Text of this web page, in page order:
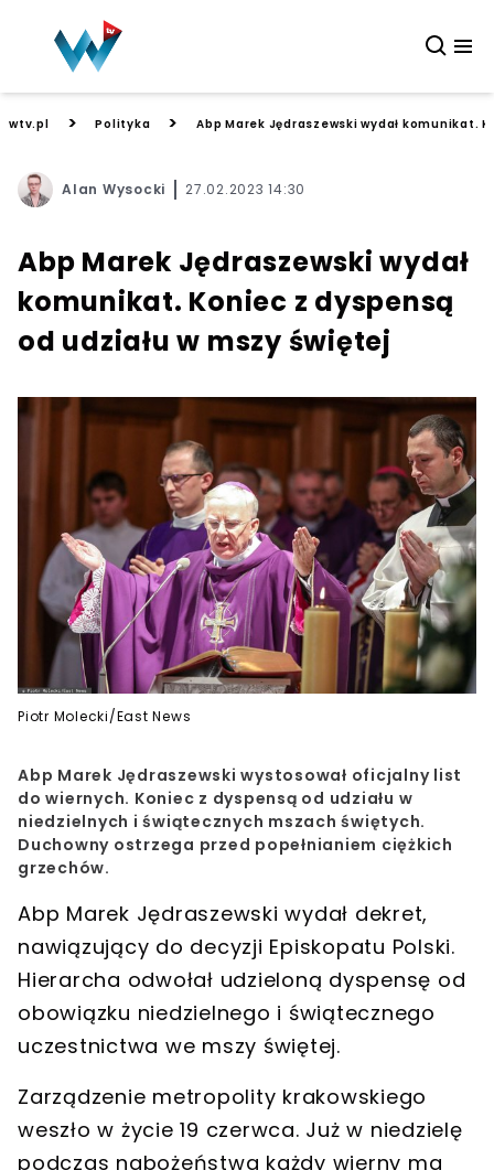
wtv.pl > Polityka > Abp Marek Jędraszewski wydał komunikat.
Alan Wysocki 27.02.2023 14:30
Abp Marek Jędraszewski wydał
komunikat. Koniec z dyspensą
od udziału w mszy świętej
Piotr Molecki/East News
Abp Marek Jędraszewski wystosował oficjalny list
do wiernych. Koniec z dyspensą od udziału w
niedzielnych i świątecznych mszach świętych.
Duchowny ostrzega przed popełnianiem ciężkich
grzechów.
Abp Marek Jędraszewski wydał dekret,
nawiązujący do decyzji Episkopatu Polski.
Hierarcha odwołał udzieloną dyspensę od
obowiązku niedzielnego i świątecznego
uczestnictwa we mszy świętej.
Zarządzenie metropolity krakowskiego
weszło w życie 19 czerwca. Już w niedzielę
podczas nabożeństwa każdy wierny ma